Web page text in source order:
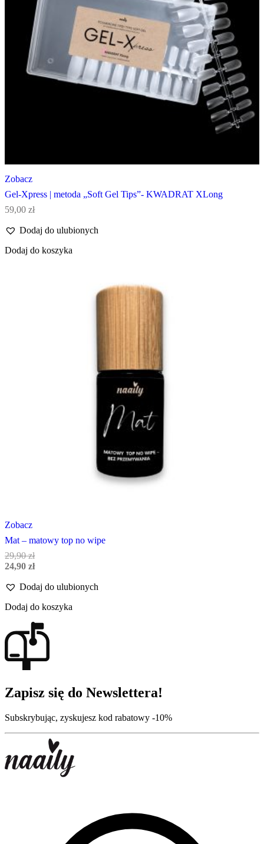
Zobacz
Gel-Xpress | metoda „Soft Gel Tips”- KWADRAT XLong
59,00 zł
Dodaj do ulubionych
Dodaj do koszyka
Zobacz
Mat – matowy top no wipe
29,90zł
Pierwotna
wynosiła:
24,90 złAktualna
wynosi:
Dodaj do ulubionych
Dodaj do koszyka
Zapisz się do Newslettera!
Subskrybując, zyskujesz kod rabatowy -10%